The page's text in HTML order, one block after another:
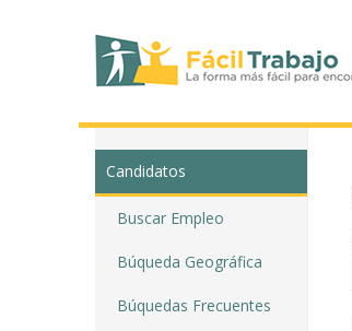
Candidatos
Buscar Empleo
Búqueda Geográfica
Búquedas Frecuentes